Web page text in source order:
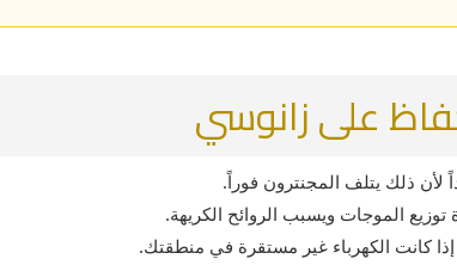
على زانوسي
لأن ذلك يتلف المجنترون فوراً.
الموجات ويسبب الروائح الكريهة.
كانت الكهرباء غير مستقرة في منطقتك.